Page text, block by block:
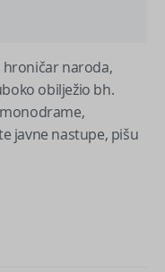
hroničar naroda,
obilježio bh.
javne nastupe, pišu